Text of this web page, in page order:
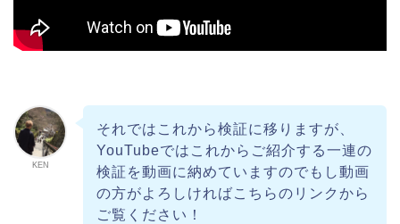
KEN
それではこれから検証に移りますが、
YouTubeではこれからご紹介する一連の
検証を動画に納めていますのでもし動画
の方がよろしければこちらのリンクから
ご覧ください！